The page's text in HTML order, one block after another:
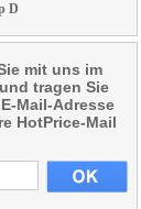
D
mit uns im
tragen Sie
Mail-Adresse
HotPrice-Mail